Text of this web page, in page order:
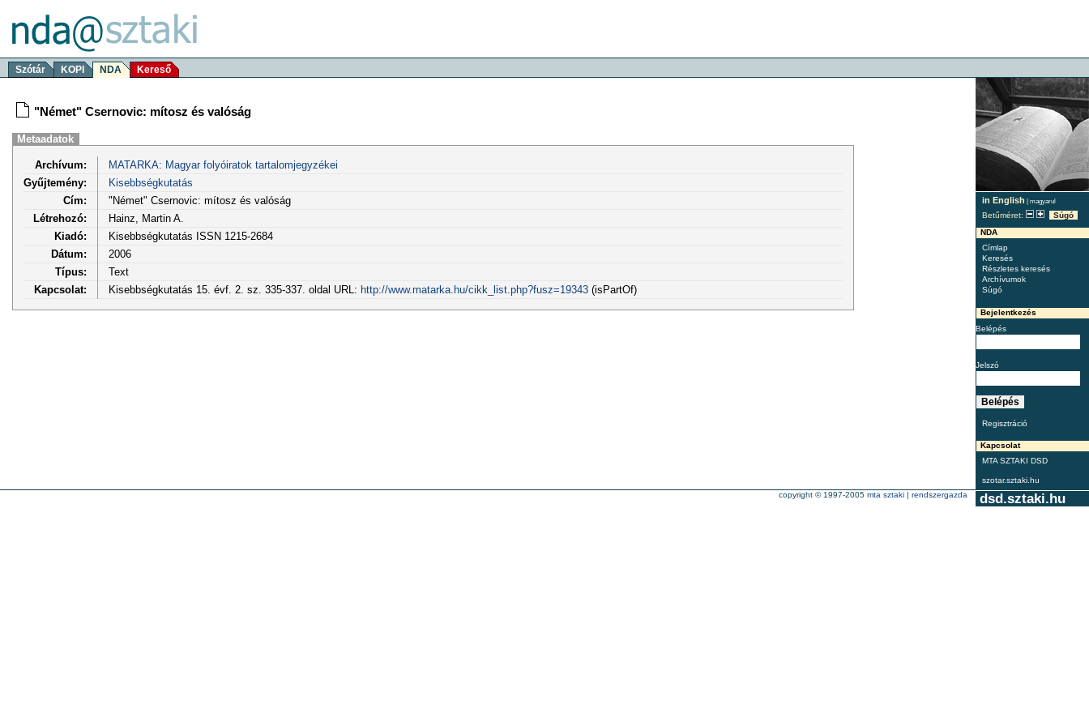
Szótár KOPI NDA Kereső
in English | magyarul
Betűméret:
Súgó
NDA
Címlap
Keresés
Részletes keresés
Archívumok
Súgó
Bejelentkezés
Belépés
Jelszó
Regisztráció
Kapcsolat
MTA SZTAKI DSD
szotar.sztaki.hu
"Német" Csernovic: mítosz és valóság
Metaadatok
Archívum:
MATARKA: Magyar folyóiratok tartalomjegyzékei
Gyűjtemény:
Kisebbségkutatás
Cím:
"Német" Csernovic: mítosz és valóság
Létrehozó:
Hainz, Martin A.
Kiadó:
Kisebbségkutatás ISSN 1215-2684
Dátum:
2006
Típus:
Text
Kapcsolat:
Kisebbségkutatás 15. évf. 2. sz. 335-337. oldal URL: http://www.matarka.hu/cikk_list.php?fusz=19343(isPartOf)
dsd.sztaki.hu
copyright © 1997-2005 mta sztaki | rendszergazda